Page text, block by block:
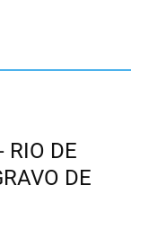
RIO DE
DE